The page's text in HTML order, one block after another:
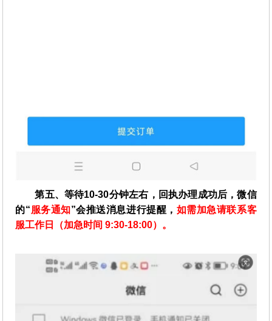
第五、等待10-30分钟左右，回执办理成功后，微信
的“服务通知”会推送消息进行提醒， 如需加急请联系客
服工作日（加急时间 9:30-18:00）。